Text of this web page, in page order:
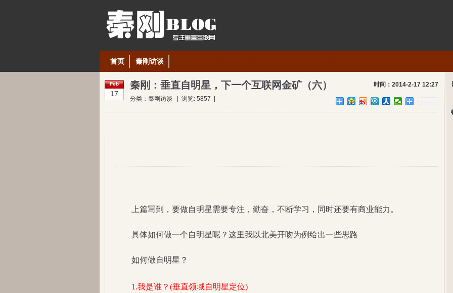
首页 秦刚访谈
Feb
17
时间：2014-2-17 12:27
秦刚：垂直自明星，下一个互联网金矿（六）
分类： 秦刚访谈 | 浏览: 5857
上篇写到，要做自明星需要专注，勤奋，不断学习，同时还要有商业能力。
具体如何做一个自明星呢？这里我以北美开吻为例给出一些思路
如何做自明星？
1.我是谁？(垂直领域自明星定位)